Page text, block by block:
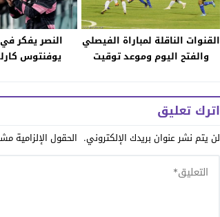
القنوات الناقلة لمباراة الفيصلي
والفتح اليوم وموعد توقيت
النصر يفكر
يوفنتوس
اترك تعليق
لن يتم نشر عنوان بريدك الإلكتروني. الحقول الإلزامية